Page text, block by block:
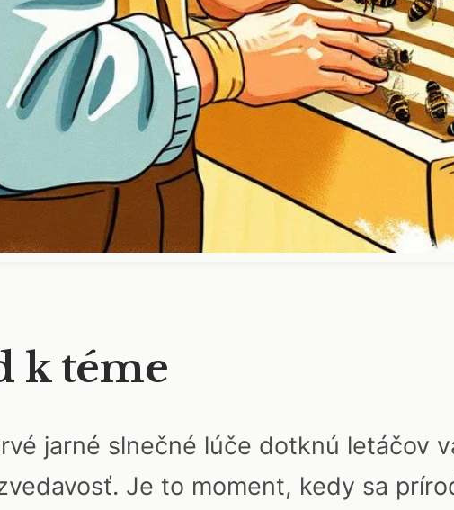
k téme
jarné slnečné lúče dotknú letáčov
Je to moment, kedy sa